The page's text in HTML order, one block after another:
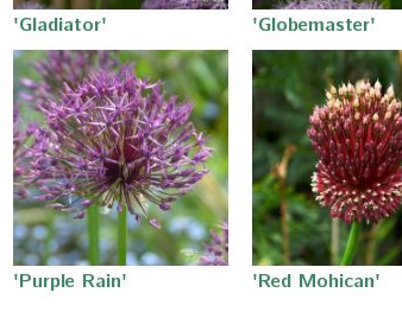
'Gladiator' 'Globemaster'
'Purple Rain' 'Red Mohican'